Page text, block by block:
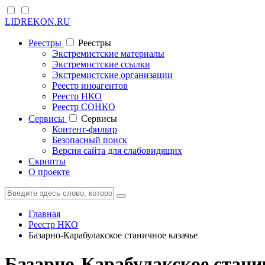
LIDREKON.RU
Реестры
Реестры
Экстремистские материалы
Экстремистские ссылки
Экстремистские организации
Реестр иноагентов
Реестр НКО
Реестр СОНКО
Cервисы
Cервисы
Контент-фильтр
Безопасный поиск
Версия сайта для слабовидящих
Скрипты
О проекте
Главная
Реестр НКО
Базарно-Карабулакское станичное казачье